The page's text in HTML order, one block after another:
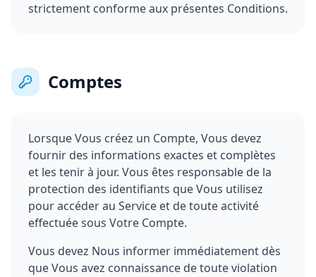
strictement conforme aux présentes Conditions.
Comptes
Lorsque Vous créez un Compte, Vous devez
fournir des informations exactes et complètes
et les tenir à jour. Vous êtes responsable de la
protection des identifiants que Vous utilisez
pour accéder au Service et de toute activité
effectuée sous Votre Compte.
Vous devez Nous informer immédiatement dès
que Vous avez connaissance de toute violation